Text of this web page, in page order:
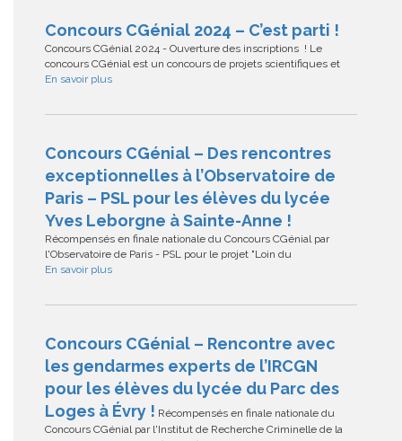
Concours CGénial 2024 – C’est parti !
Concours CGénial 2024 - Ouverture des inscriptions ! Le
concours CGénial est un concours de projets scientifiques et
En savoir plus
Concours CGénial – Des rencontres
exceptionnelles à l’Observatoire de
Paris – PSL pour les élèves du lycée
Yves Leborgne à Sainte-Anne !
Récompensés en finale nationale du Concours CGénial par
l'Observatoire de Paris - PSL pour le projet "Loin du
En savoir plus
Concours CGénial – Rencontre avec
les gendarmes experts de l’IRCGN
pour les élèves du lycée du Parc des
Loges à Évry ! Récompensés en finale nationale du
Concours CGénial par l'Institut de Recherche Criminelle de la